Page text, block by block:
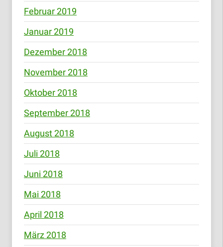
Februar 2019
Januar 2019
Dezember 2018
November 2018
Oktober 2018
September 2018
August 2018
Juli 2018
Juni 2018
Mai 2018
April 2018
März 2018